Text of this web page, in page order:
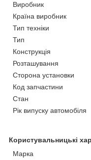
Виробник
Країна виробник
Тип техніки
Тип
Конструкція
Розташування
Сторона установки
Код запчастини
Стан
Рік випуску автомобіля
Користувальницькі
Марка